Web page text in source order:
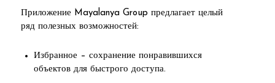
Приложение Mayalanya Group предлагает целый
ряд полезных возможностей:
Избранное – сохранение понравившихся
объектов для быстрого доступа.